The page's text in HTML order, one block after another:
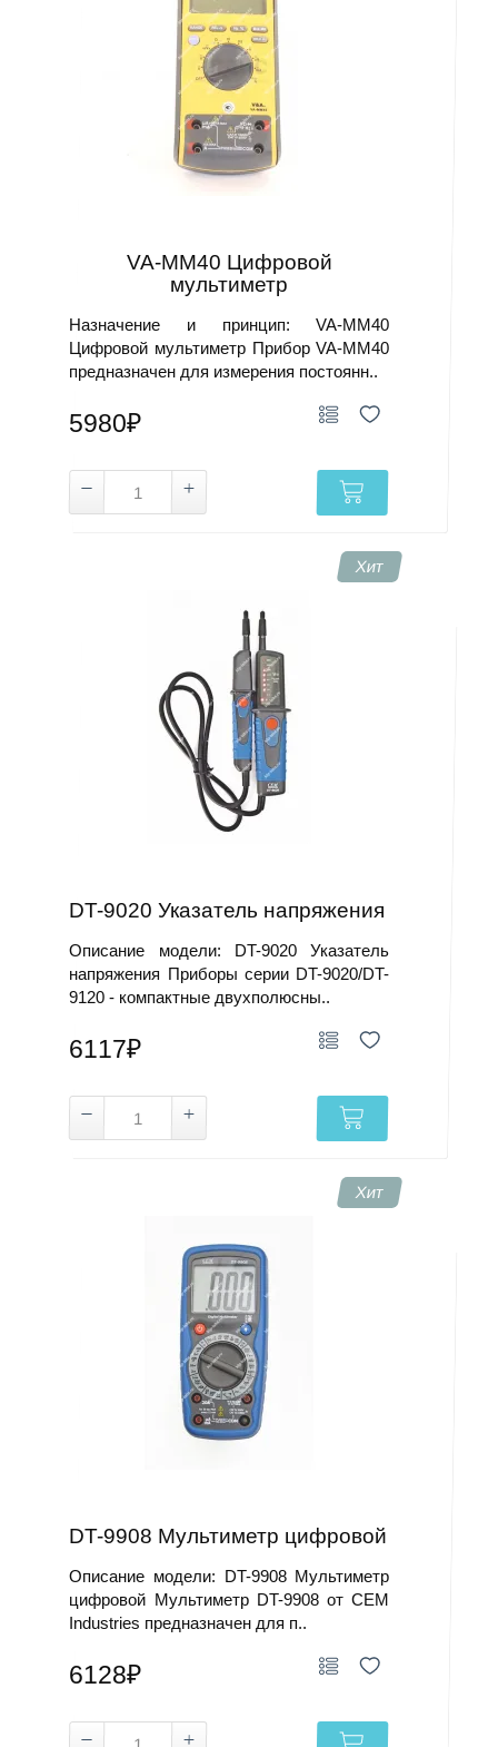
VA-MM40 Цифровой
мультиметр
Назначение и принцип: VA-MM40
Цифровой мультиметр Прибор VA-MM40
предназначен для измерения постоянн..
5980₽
Хит
DT-9020 Указатель напряжения
Описание модели: DT-9020 Указатель
напряжения Приборы серии DT-9020/DT-
9120 - компактные двухполюсны..
6117₽
Хит
DT-9908 Мультиметр цифровой
Описание модели: DT-9908 Мультиметр
цифровой Мультиметр DT-9908 от CEM
Industries предназначен для п..
6128₽